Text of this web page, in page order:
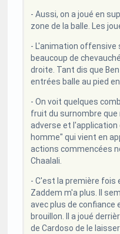
- Aussi, on a joué en
zone de la balle. Les
- L'animation offensive
beaucoup de
droite. Tant dis que
entrées balle au pied
- On voit quelques
fruit du surnombre que
adverse et l'application
homme" qui vient en
actions commencées
Chaalali.
- C'est la première fois
Zaddem m'a plus. Il
avec plus de confiance
brouillon. Il a joué
de Cardoso de le